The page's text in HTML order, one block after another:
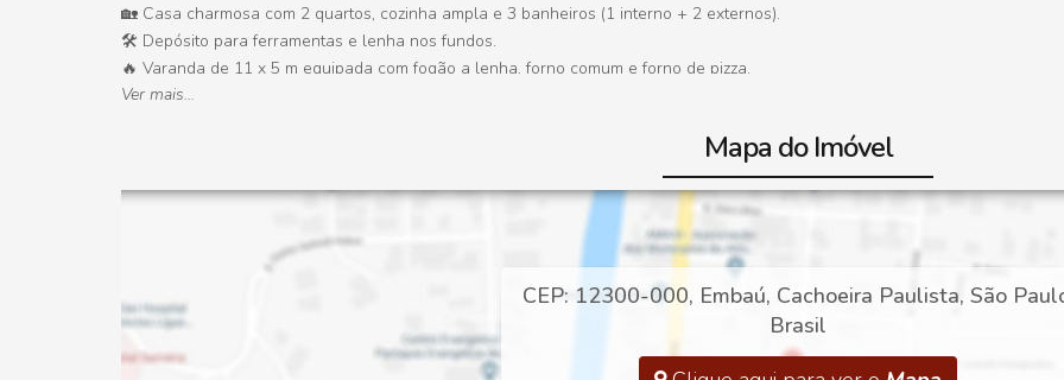
🏡 Casa charmosa com 2 quartos, cozinha ampla e 3 banheiros (1 interno + 2 externos).
🛠️ Depósito para ferramentas e lenha nos fundos.
🔥 Varanda de 11 x 5 m equipada com fogão a lenha, forno comum e forno de pizza.
🐟 Lago ornamental em formato de peixe.
📑 Documentação: Contrato de compra e venda, com possibilidade de escritura por fração ideal.
💸 Valor: R$ 590.000,00 — aceita carro de até R$ 40.000 como parte do pagamento.
Ver mais...
Mapa do Imóvel
CEP: 12300-000, Embaú, Cachoeira Paulista, São
Brasil